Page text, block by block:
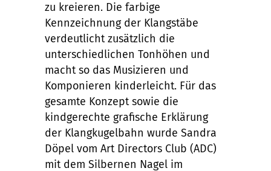
zu kreieren. Die farbige
Kennzeichnung der Klangstäbe
verdeutlicht zusätzlich die
unterschiedlichen Tonhöhen und
macht so das Musizieren und
Komponieren kinderleicht. Für das
gesamte Konzept sowie die
kindgerechte grafische Erklärung
der Klangkugelbahn wurde Sandra
Döpel vom Art Directors Club (ADC)
mit dem Silbernen Nagel im